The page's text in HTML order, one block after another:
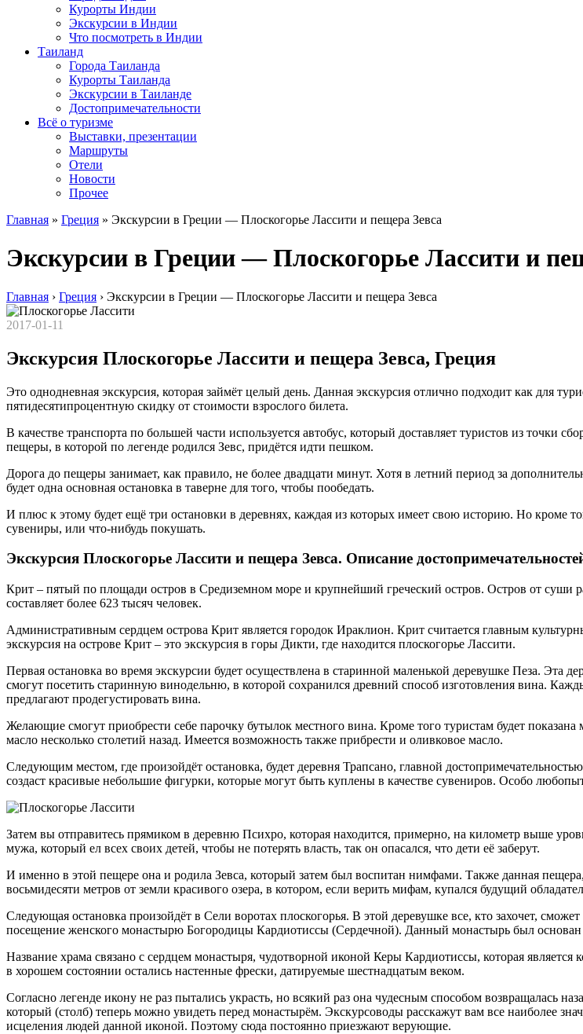
Курорты Индии
Экскурсии в Индии
Что посмотреть в Индии
Таиланд
Города Таиланда
Курорты Таиланда
Экскурсии в Таиланде
Достопримечательности
Всё о туризме
Выставки, презентации
Маршруты
Отели
Новости
Прочее
Главная » Греция » Экскурсии в Греции — Плоскогорье Лассити и пещера Зевса
Экскурсии в Греции — Плоскогорье Лассити и
Главная › Греция › Экскурсии в Греции — Плоскогорье Лассити и пещера Зевса
2017-01-11
Экскурсия Плоскогорье Лассити и пещера Зевса, Греция
Это однодневная экскурсия, которая займёт целый день. Данная экскурсия отлично подходит как для
пятидесятипроцентную скидку от стоимости взрослого билета.
В качестве транспорта по большей части используется автобус, который доставляет туристов из точки
пещеры, в которой по легенде родился Зевс, придётся идти пешком.
Дорога до пещеры занимает, как правило, не более двадцати минут. Хотя в летний период за
будет одна основная остановка в таверне для того, чтобы пообедать.
И плюс к этому будет ещё три остановки в деревнях, каждая из которых имеет свою историю. Но кроме
сувениры, или что-нибудь покушать.
Экскурсия Плоскогорье Лассити и пещера Зевса. Описание
Крит – пятый по площади остров в Средиземном море и крупнейший греческий остров. Остров от
составляет более 623 тысяч человек.
Административным сердцем острова Крит является городок Ираклион. Крит считается главным
экскурсия на острове Крит – это экскурсия в горы Дикти, где находится плоскогорье Лассити.
Первая остановка во время экскурсии будет осуществлена в старинной маленькой деревушке Пеза. Эта
смогут посетить старинную винодельню, в которой сохранился древний способ изготовления вина.
предлагают продегустировать вина.
Желающие смогут приобрести себе парочку бутылок местного вина. Кроме того туристам будет
масло несколько столетий назад. Имеется возможность также прибрести и оливковое масло.
Следующим местом, где произойдёт остановка, будет деревня Трапсано, главной
создаст красивые небольшие фигурки, которые могут быть куплены в качестве сувениров. Особо
Затем вы отправитесь прямиком в деревню Психро, которая находится, примерно, на километр выше
мужа, который ел всех своих детей, чтобы не потерять власть, так он опасался, что дети её заберут.
И именно в этой пещере она и родила Зевса, который затем был воспитан нимфами. Также данная
восьмидесяти метров от земли красивого озера, в котором, если верить мифам, купался будущий
Следующая остановка произойдёт в Сели воротах плоскогорья. В этой деревушке все, кто захочет,
посещение женского монастырю Богородицы Кардиотиссы (Сердечной). Данный монастырь был
Название храма связано с сердцем монастыря, чудотворной иконой Керы Кардиотиссы, которая
в хорошем состоянии остались настенные фрески, датируемые шестнадцатым веком.
Согласно легенде икону не раз пытались украсть, но всякий раз она чудесным способом возвращалась
который (столб) теперь можно увидеть перед монастырём. Экскурсоводы расскажут вам все наиболее
исцеления людей данной иконой. Поэтому сюда постоянно приезжают верующие.